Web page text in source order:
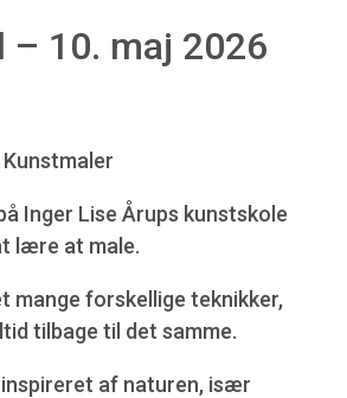
– 10. maj 2026
Kunstmaler
Inger Lise Årups kunstskole
lære at male.
mange forskellige teknikker,
tilbage til det samme.
af naturen, især